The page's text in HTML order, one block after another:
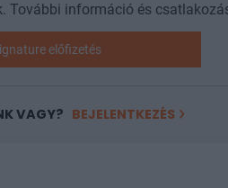
További információ és
előfizetés
VAGY? BEJELENTKEZÉS